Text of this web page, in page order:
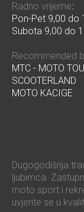
Radno vrijeme:
Pon-Pet 9,00 do
Subota 9,00 do
Recommended
MTC - MOTO
SCOOTERLAND
MOTO KACIGE
Dugogodišnja
ljubimca.
moto sport i
uvjerite se u